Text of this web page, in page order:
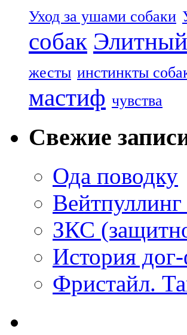
Уход за ушами собаки
собак
жесты инстинкты
мастиф чувства
Свежие
Ода поводку
Вейтпуллинг
ЗКС
История
Фристайл.